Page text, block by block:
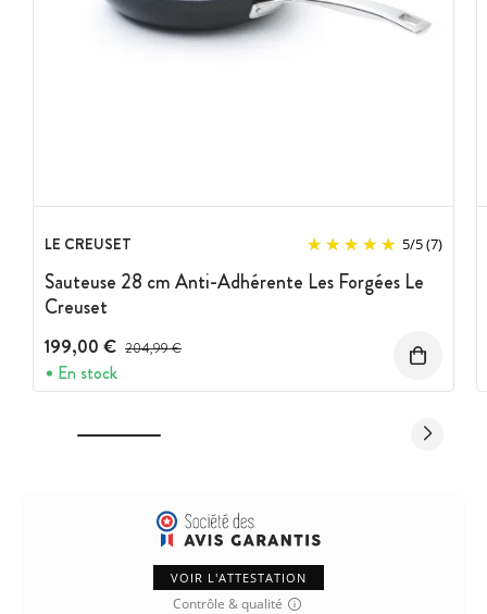
LE CREUSET 5/5(7)
Sauteuse 28 cm Anti-Adhérente Les Forgées Le
Creuset
199,00 € Prix avant réduction :
204,99 €
En stock
VOIR L'ATTESTATION
Contrôle & qualité